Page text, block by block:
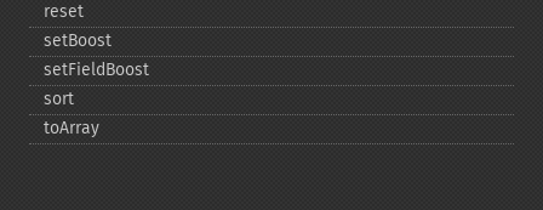
reset
setBoost
setFieldBoost
sort
toArray